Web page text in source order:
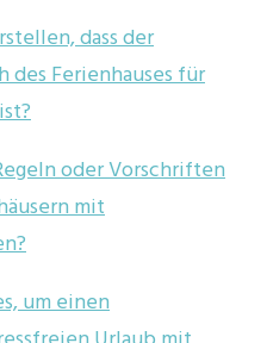
dass der
Ferienhauses für
oder Vorschriften
mit
um einen